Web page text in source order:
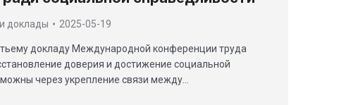
доклады 2025-05-19
докладу Международной конференции труда
доверия и достижение социальной
через укрепление связи между…